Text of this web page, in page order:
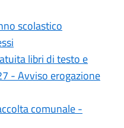
scolastico
libri di testo e
- Avviso erogazione
comunale -